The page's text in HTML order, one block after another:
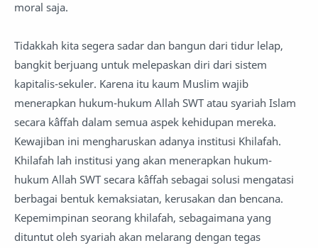
moral saja.
Tidakkah kita segera sadar dan bangun dari tidur lelap,
bangkit berjuang untuk melepaskan diri dari sistem
kapitalis-sekuler. Karena itu kaum Muslim wajib
menerapkan hukum-hukum Allah SWT atau syariah Islam
secara kâffah dalam semua aspek kehidupan mereka.
Kewajiban ini mengharuskan adanya institusi Khilafah.
Khilafah lah institusi yang akan menerapkan hukum-
hukum Allah SWT secara kâffah sebagai solusi mengatasi
berbagai bentuk kemaksiatan, kerusakan dan bencana.
Kepemimpinan seorang khilafah, sebagaimana yang
dituntut oleh syariah akan melarang dengan tegas